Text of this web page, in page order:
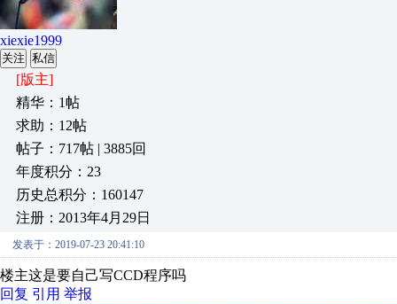
xiexie1999
关注 私信
[版主]
精华：1帖
求助：12帖
帖子：717帖 | 3885回
年度积分：23
历史总积分：160147
注册：2013年4月29日
发表于：2019-07-23 20:41:10
楼主这是要自己写CCD程序吗
回复 引用 举报